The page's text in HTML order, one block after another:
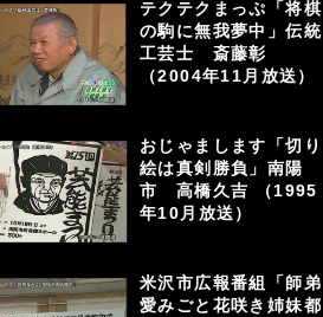
テクテクまっぷ「将棋
の駒に無我夢中」伝統
工芸士 斎藤彰
（2004年11月放送）
おじゃまします「切り
絵は真剣勝負」南陽
市 高橋久吉 （1995
年10月放送）
米沢市広報番組「師弟
愛みごと花咲き姉妹都